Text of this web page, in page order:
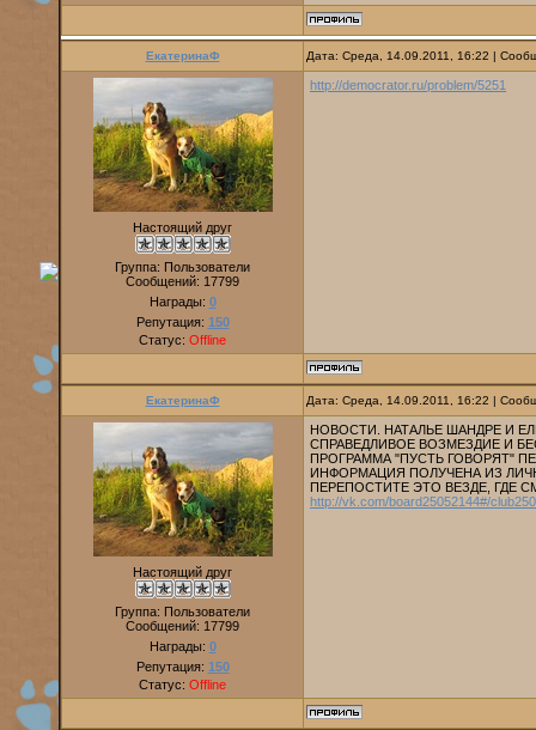
ЕкатеринаФ Дата: Среда, 14.09.2011, 16:22 |
Настоящий друг
Группа: Пользователи
Сообщений: 17799
Награды: 0
Репутация: 150
Статус: Offline
http://democrator.ru/problem/5251
ЕкатеринаФ Дата: Среда, 14.09.2011, 16:22 |
Настоящий друг
Группа: Пользователи
Сообщений: 17799
Награды: 0
Репутация: 150
Статус: Offline
НОВОСТИ. НАТАЛЬЕ ШАНДРЕ И
СПРАВЕДЛИВОЕ ВОЗМЕЗДИЕ И
ПРОГРАММА "ПУСТЬ ГОВОРЯТ"
ИНФОРМАЦИЯ ПОЛУЧЕНА ИЗ
ПЕРЕПОСТИТЕ ЭТО ВЕЗДЕ, ГДЕ
http://vk.com/board25052144#/